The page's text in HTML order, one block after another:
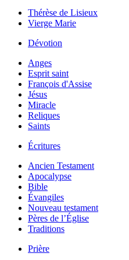
Thérèse de Lisieux
Vierge Marie
Dévotion
Anges
Esprit saint
François d'Assise
Jésus
Miracle
Reliques
Saints
Écritures
Ancien Testament
Apocalypse
Bible
Évangiles
Nouveau testament
Pères de l’Église
Traditions
Prière